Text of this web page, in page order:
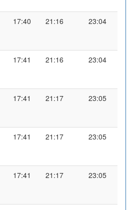
17:40 21:16 23:04
17:41 21:16 23:04
17:41 21:17 23:05
17:41 21:17 23:05
17:41 21:17 23:05